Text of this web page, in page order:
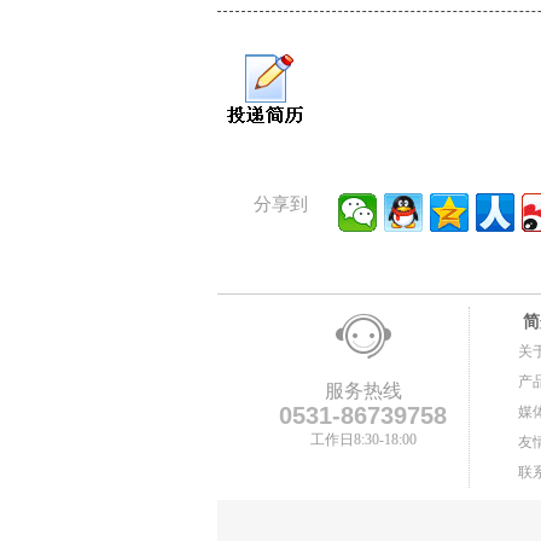
分享到
服务热线
0531-86739758
工作日8:30-18:00
关
产
媒
友
联